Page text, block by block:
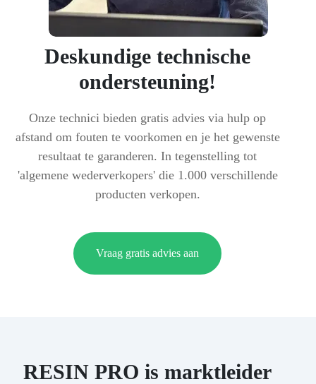
Deskundige technische
ondersteuning!
Onze technici bieden gratis advies via hulp op
afstand om fouten te voorkomen en je het gewenste
resultaat te garanderen. In tegenstelling tot
'algemene wederverkopers' die 1.000 verschillende
producten verkopen.
Vraag gratis advies aan
RESIN PRO is marktleider